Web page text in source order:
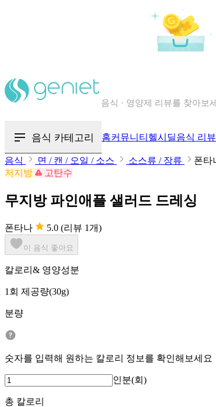
음식 · 영양제 리뷰를 찾아보
음식 카테고리 홈커뮤니티 헬시딜음식 리뷰
음식 면 / 캔 / 오일 / 소스 소스류 / 장류
폰타
저지방
고탄수
무지방 파인애플 샐러드 드레싱
폰타나 5.0 (리뷰 1개)
이 음식 좋아요
칼로리& 영양성분
1회 제공량(30g)
분량
숫자를 입력해 원하는 칼로리 정보를 확인해보세요
인분(회)
총 칼로리